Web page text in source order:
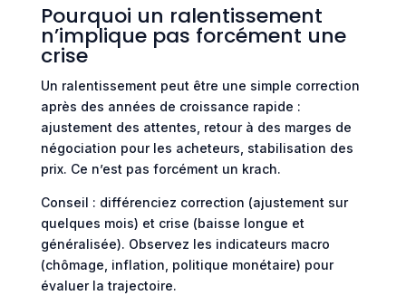
Pourquoi un ralentissement
n’implique pas forcément une
crise
Un ralentissement peut être une simple correction
après des années de croissance rapide :
ajustement des attentes, retour à des marges de
négociation pour les acheteurs, stabilisation des
prix. Ce n’est pas forcément un krach.
Conseil : différenciez correction (ajustement sur
quelques mois) et crise (baisse longue et
généralisée). Observez les indicateurs macro
(chômage, inflation, politique monétaire) pour
évaluer la trajectoire.